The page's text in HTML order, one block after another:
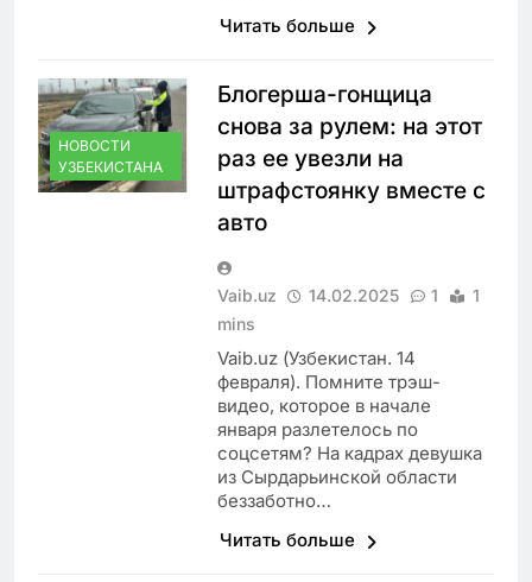
Читать больше
НОВОСТИ
УЗБЕКИСТАНА
Блогерша-гонщица
снова за рулем: на этот
раз ее увезли на
штрафстоянку вместе с
авто
Vaib.uz 14.02.2025 1
1
mins
Vaib.uz (Узбекистан. 14
февраля). Помните трэш-
видео, которое в начале
января разлетелось по
соцсетям? На кадрах девушка
из Сырдарьинской области
беззаботно…
Читать больше